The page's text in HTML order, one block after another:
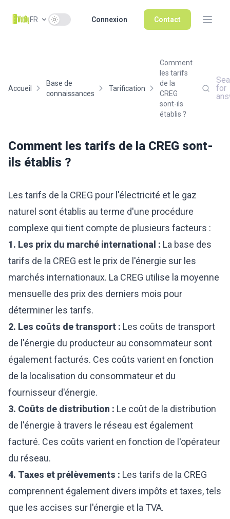
FR Use setting Connexion Contact
Accueil
Base de
connaissances
Tarification
Comment
les tarifs
de la
CREG
sont-ils
établis ?
for
Comment les tarifs de la CREG sont-
ils établis ?
Les tarifs de la CREG pour l'électricité et le gaz
naturel sont établis au terme d'une procédure
complexe qui tient compte de plusieurs facteurs :
1. Les prix du marché international : La base des
tarifs de la CREG est le prix de l'énergie sur les
marchés internationaux. La CREG utilise la moyenne
mensuelle des prix des derniers mois pour
déterminer les tarifs.
2. Les coûts de transport : Les coûts de transport
de l'énergie du producteur au consommateur sont
également facturés. Ces coûts varient en fonction
de la localisation du consommateur et du
fournisseur d'énergie.
3. Coûts de distribution : Le coût de la distribution
de l'énergie à travers le réseau est également
facturé. Ces coûts varient en fonction de l'opérateur
du réseau.
4. Taxes et prélèvements : Les tarifs de la CREG
comprennent également divers impôts et taxes, tels
que les accises sur l'énergie et la TVA.